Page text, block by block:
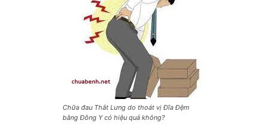
Chữa đau Thắt Lưng do thoát vị Đĩa Đệm
bằng Đông Y có hiệu quả không?